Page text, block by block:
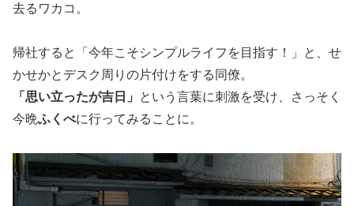
去るワカコ。
帰社すると「今年こそシンプルライフを目指す！」と、せ
かせかとデスク周りの片付けをする同僚。
「思い立ったが吉日」
という言葉に刺激を受け、さっそく
今晩ふくべに行ってみることに。